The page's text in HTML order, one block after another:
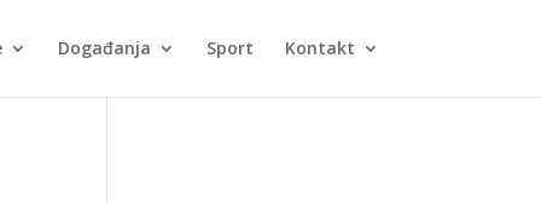
Događanja Sport Kontakt